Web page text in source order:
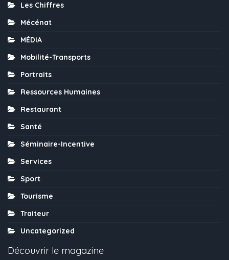
Les Chiffres
Mécénat
MÉDIA
Mobilité-Transports
Portraits
Ressources Humaines
Restaurant
Santé
Séminaire-Incentive
Services
Sport
Tourisme
Traiteur
Uncategorized
Découvrir le magazine